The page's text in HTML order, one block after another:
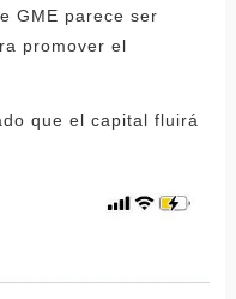
GME parece ser
promover el
que el capital fluirá